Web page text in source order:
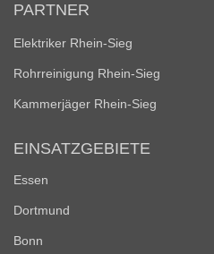
PARTNER
Elektriker Rhein-Sieg
Rohrreinigung Rhein-Sieg
Kammerjäger Rhein-Sieg
EINSATZGEBIETE
Essen
Dortmund
Bonn